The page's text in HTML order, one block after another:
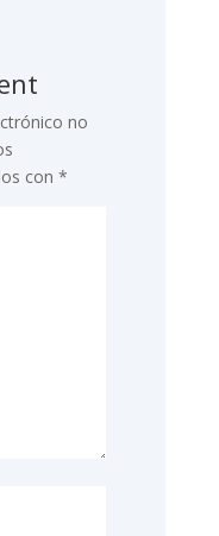
no
con *